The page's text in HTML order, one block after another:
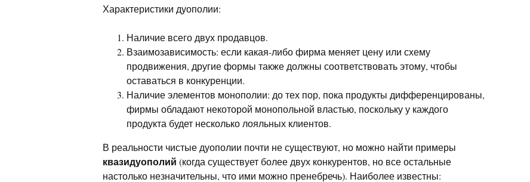
Характеристики дуополии:
Наличие всего двух продавцов.
Взаимозависимость: если какая-либо фирма меняет цену или схему
продвижения, другие формы также должны соответствовать этому, чтобы
оставаться в конкуренции.
Наличие элементов монополии: до тех пор, пока продукты дифференцированы,
фирмы обладают некоторой монопольной властью, поскольку у каждого
продукта будет несколько лояльных клиентов.
В реальности чистые дуополии почти не существуют, но можно найти примеры
квазидуополий (когда существует более двух конкурентов, но все остальные
настолько незначительны, что ими можно пренебречь). Наиболее известны: